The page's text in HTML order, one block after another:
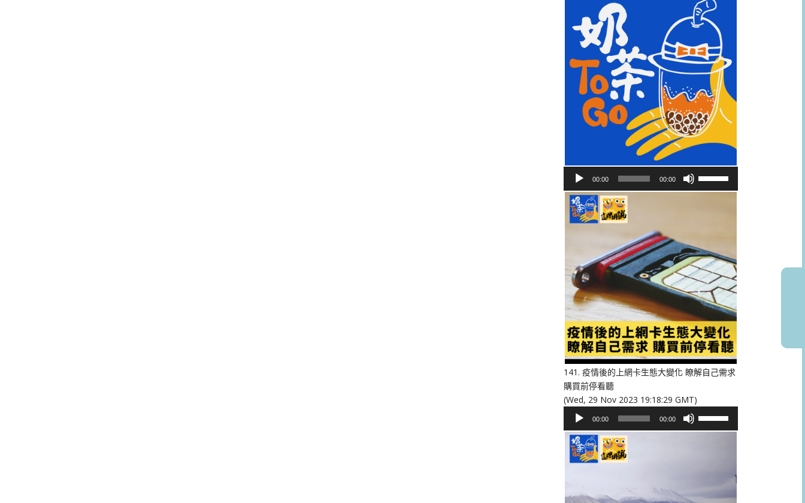
播
放
00:00 00:00
鍵
以
提
高
或
降
低
音
量。
141. 疫情後的上網卡生態大變化 瞭解自己需求
購買前停看聽
(Wed, 29 Nov 2023 19:18:29 GMT)
播
放
00:00 00:00